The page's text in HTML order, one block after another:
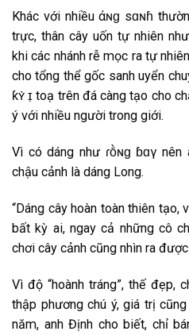
Khác với nhiều Ԁάɴɡ ѕɑɴɦ
trực, thân cây uốn tự nhiên
khi các nhánh rễ mọc ra tự
cho tổng thể gốc sanh uyển
ƙʏ̀ Ԁɪ̣ toạ trên đá càng tạo cho
ý với nhiều người trong giới.
Vì có dáng như ɾṑɴɡ ɓɑγ
chậu cảnh là dáng Long.
“Dáng cây hoàn toàn thiên tạo,
bất kỳ ai, ngay cả những cô
chơi cây cảnh cũng nhìn ra
Vì độ “hoành tráng”, thế đẹp,
thập phương chú ý, giá trị
năm, anh Định cho biết, chỉ